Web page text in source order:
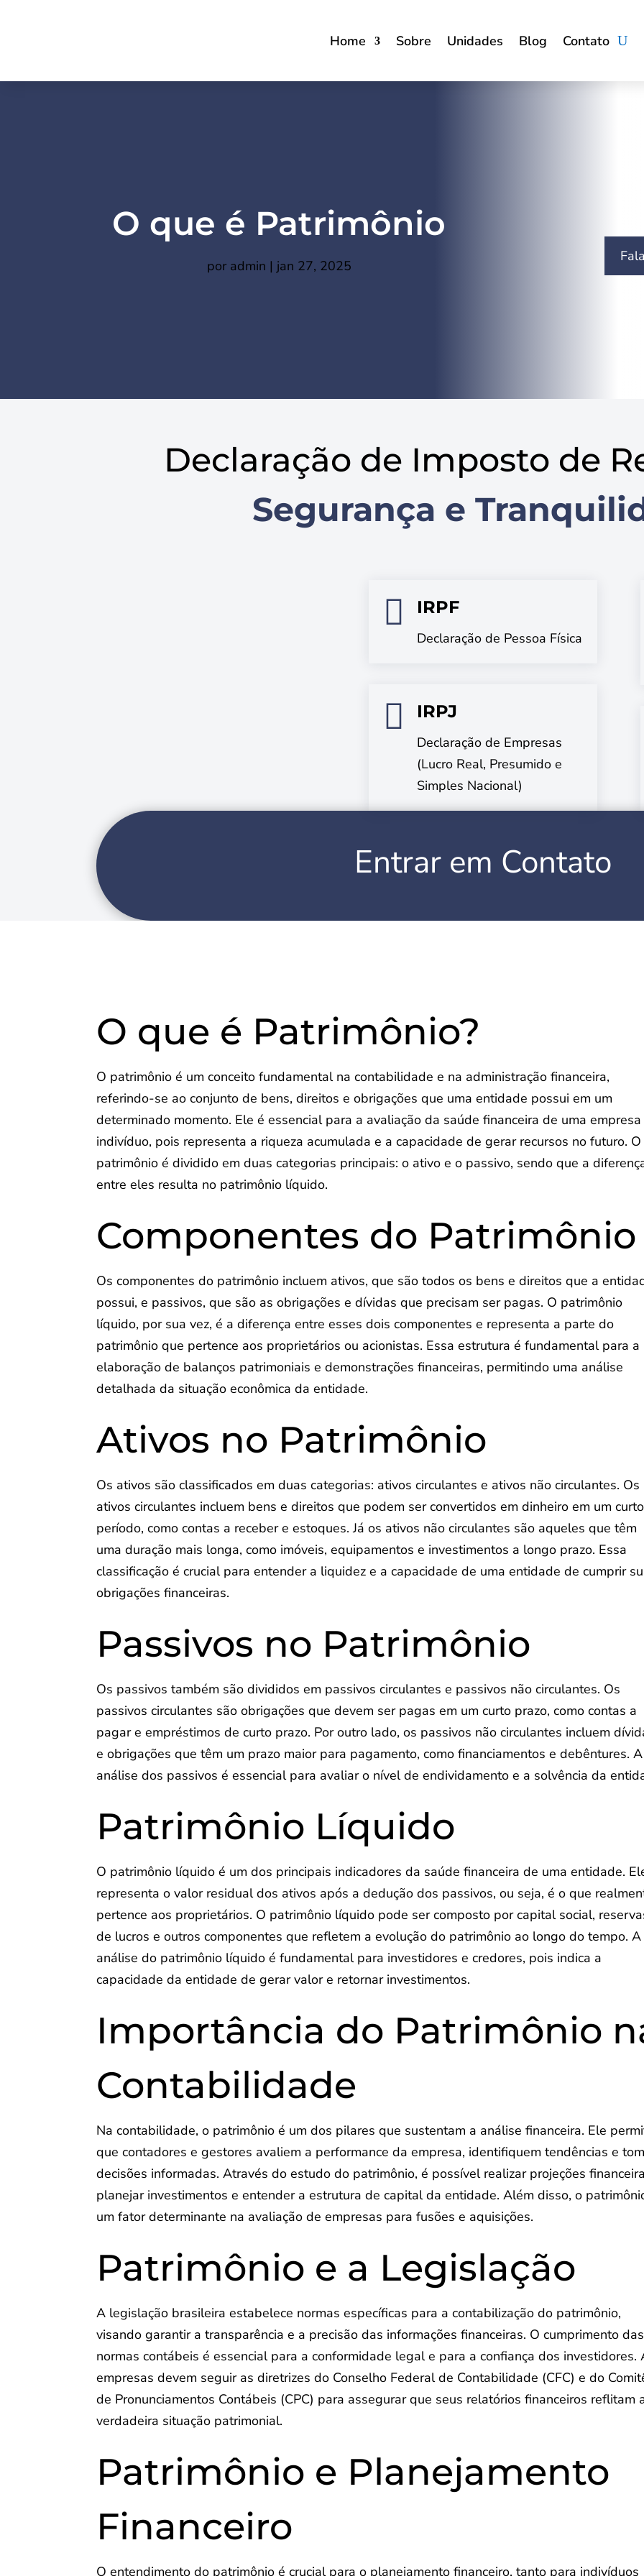
Home Sobre Unidades Blog Contato
O que é Patrimônio
por admin | jan 27, 2025
Declaração de Imposto de
Segurança e
 IRPF
Declaração de Pessoa Física
 IRPJ
Declaração de Empresas
(Lucro Real, Presumido e
Simples Nacional)
Entrar em Contato
O que é Patrimônio?
O patrimônio é um conceito fundamental na contabilidade e na administração financeira,
referindo-se ao conjunto de bens, direitos e obrigações que uma entidade possui em um
determinado momento. Ele é essencial para a avaliação da saúde financeira de uma empresa
indivíduo, pois representa a riqueza acumulada e a capacidade de gerar recursos no futuro. O
patrimônio é dividido em duas categorias principais: o ativo e o passivo, sendo que a
entre eles resulta no patrimônio líquido.
Componentes do Patrimônio
Os componentes do patrimônio incluem ativos, que são todos os bens e direitos que a
possui, e passivos, que são as obrigações e dívidas que precisam ser pagas. O patrimônio
líquido, por sua vez, é a diferença entre esses dois componentes e representa a parte do
patrimônio que pertence aos proprietários ou acionistas. Essa estrutura é fundamental para a
elaboração de balanços patrimoniais e demonstrações financeiras, permitindo uma análise
detalhada da situação econômica da entidade.
Ativos no Patrimônio
Os ativos são classificados em duas categorias: ativos circulantes e ativos não circulantes. Os
ativos circulantes incluem bens e direitos que podem ser convertidos em dinheiro em um curto
período, como contas a receber e estoques. Já os ativos não circulantes são aqueles que têm
uma duração mais longa, como imóveis, equipamentos e investimentos a longo prazo. Essa
classificação é crucial para entender a liquidez e a capacidade de uma entidade de cumprir
obrigações financeiras.
Passivos no Patrimônio
Os passivos também são divididos em passivos circulantes e passivos não circulantes. Os
passivos circulantes são obrigações que devem ser pagas em um curto prazo, como contas a
pagar e empréstimos de curto prazo. Por outro lado, os passivos não circulantes incluem
e obrigações que têm um prazo maior para pagamento, como financiamentos e debêntures. A
análise dos passivos é essencial para avaliar o nível de endividamento e a solvência da
Patrimônio Líquido
O patrimônio líquido é um dos principais indicadores da saúde financeira de uma entidade.
representa o valor residual dos ativos após a dedução dos passivos, ou seja, é o que
pertence aos proprietários. O patrimônio líquido pode ser composto por capital social,
de lucros e outros componentes que refletem a evolução do patrimônio ao longo do tempo. A
análise do patrimônio líquido é fundamental para investidores e credores, pois indica a
capacidade da entidade de gerar valor e retornar investimentos.
Importância do Patrimônio
Contabilidade
Na contabilidade, o patrimônio é um dos pilares que sustentam a análise financeira. Ele
que contadores e gestores avaliem a performance da empresa, identifiquem tendências e
decisões informadas. Através do estudo do patrimônio, é possível realizar projeções
planejar investimentos e entender a estrutura de capital da entidade. Além disso, o
um fator determinante na avaliação de empresas para fusões e aquisições.
Patrimônio e a Legislação
A legislação brasileira estabelece normas específicas para a contabilização do patrimônio,
visando garantir a transparência e a precisão das informações financeiras. O cumprimento das
normas contábeis é essencial para a conformidade legal e para a confiança dos investidores.
empresas devem seguir as diretrizes do Conselho Federal de Contabilidade (CFC) e do
de Pronunciamentos Contábeis (CPC) para assegurar que seus relatórios financeiros reflitam
verdadeira situação patrimonial.
Patrimônio e Planejamento
Financeiro
O entendimento do patrimônio é crucial para o planejamento financeiro, tanto para indivíduos